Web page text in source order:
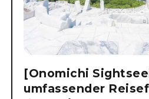
[Onomichi
umfassender